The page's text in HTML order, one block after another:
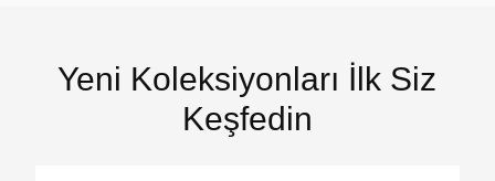
Yeni Koleksiyonları İlk Siz
Keşfedin